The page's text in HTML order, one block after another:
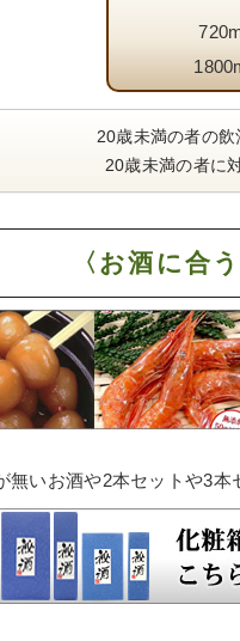
20歳未満の者の飲
20歳未満の者に
〈お酒に合
無いお酒や2本セットや3本